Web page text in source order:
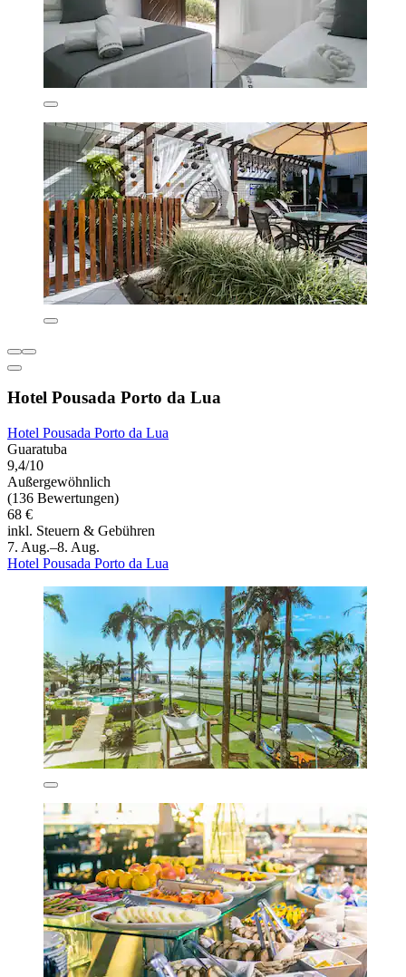
Hotel Pousada Porto da Lua
Hotel Pousada Porto da Lua
Guaratuba
9,4/10
Außergewöhnlich
(136 Bewertungen)
68 €
inkl. Steuern & Gebühren
7. Aug.–8. Aug.
Hotel Pousada Porto da Lua